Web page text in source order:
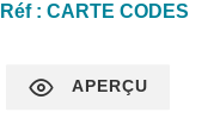
APERÇU
Réf :CARTE CODES